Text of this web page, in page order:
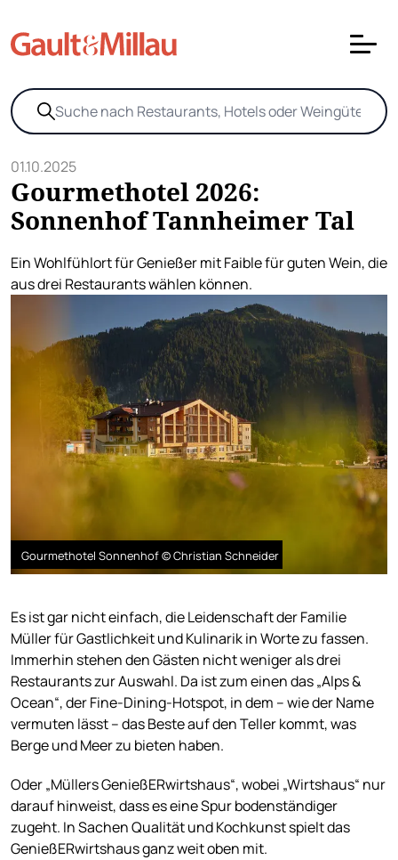
01.10.2025
Gourmethotel 2026:
Sonnenhof Tannheimer Tal
Ein Wohlfühlort für Genießer mit Faible für guten Wein, die
aus drei Restaurants wählen können.
Gourmethotel Sonnenhof © Christian Schneider
Es ist gar nicht einfach, die Leidenschaft der Familie
Müller für Gastlichkeit und Kulinarik in Worte zu fassen.
Immerhin stehen den Gästen nicht weniger als drei
Restaurants zur Auswahl. Da ist zum einen das „Alps &
Ocean“, der Fine-Dining-Hotspot, in dem – wie der Name
vermuten lässt – das Beste auf den Teller kommt, was
Berge und Meer zu bieten haben.
Oder „Müllers GenießERwirtshaus“, wobei „Wirtshaus“ nur
darauf hinweist, dass es eine Spur bodenständiger
zugeht. In Sachen Qualität und Kochkunst spielt das
GenießERwirtshaus ganz weit oben mit.